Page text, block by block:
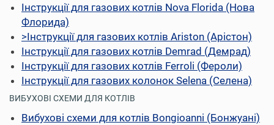
Інструкції для газових котлів Nova Florida (Нова
Флорида)
>Інструкції для газових котлів Ariston (Арістон)
Інструкції для газових котлів Demrad (Демрад)
Інструкції для газових котлів Ferroli (Фероли)
Інструкції для газових колонок Selena (Селена)
ВИБУХОВІ СХЕМИ ДЛЯ КОТЛІВ
Вибухові схеми для котлів Bongioanni (Бонжуані)